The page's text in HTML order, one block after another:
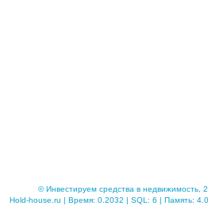
© Инвестируем средства в недвижимость,
Hold-house.ru | Время: 0.2032 | SQL: 6 | Память: